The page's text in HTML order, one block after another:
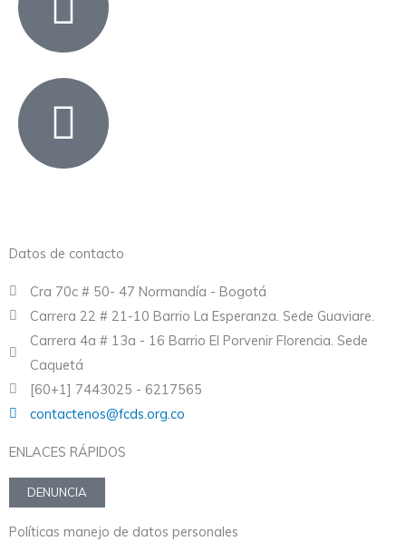
Datos de contacto
Cra 70c # 50- 47 Normandía - Bogotá
Carrera 22 # 21-10 Barrio La Esperanza. Sede Guaviare.
Carrera 4a # 13a - 16 Barrio El Porvenir Florencia. Sede
Caquetá
[60+1] 7443025 - 6217565
contactenos@fcds.org.co
ENLACES RÁPIDOS
DENUNCIA
Políticas manejo de datos personales